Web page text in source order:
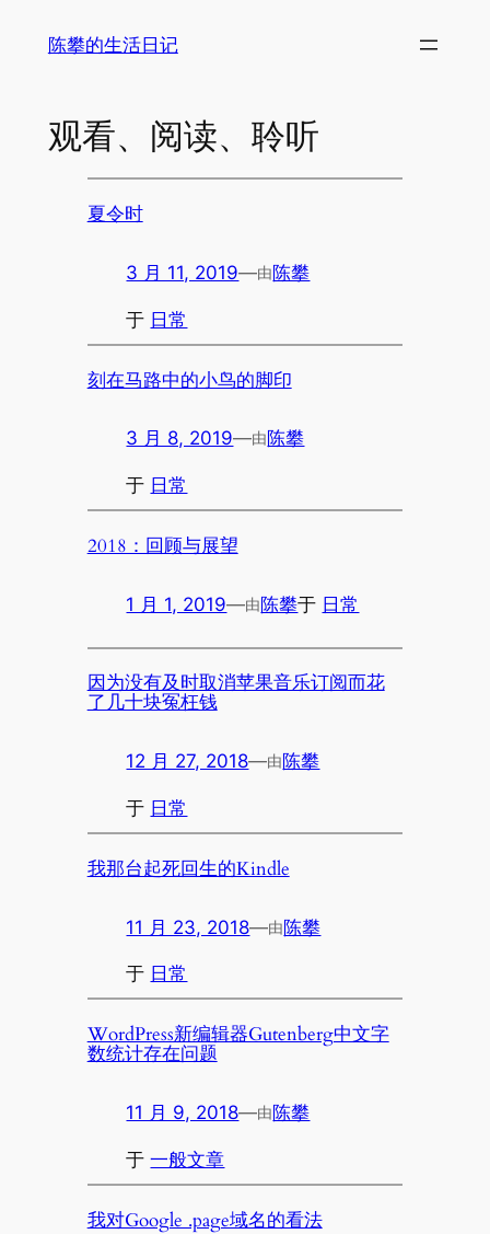
陈攀的生活日记
观看、阅读、聆听
夏令时
3 月 11, 2019—由陈攀
于 日常
刻在马路中的小鸟的脚印
3 月 8, 2019—由陈攀
于 日常
2018：回顾与展望
1 月 1, 2019—由陈攀于 日常
因为没有及时取消苹果音乐订阅而花
了几十块冤枉钱
12 月 27, 2018—由陈攀
于 日常
我那台起死回生的Kindle
11 月 23, 2018—由陈攀
于 日常
WordPress新编辑器Gutenberg中文字
数统计存在问题
11 月 9, 2018—由陈攀
于一般文章
我对Google .page域名的看法